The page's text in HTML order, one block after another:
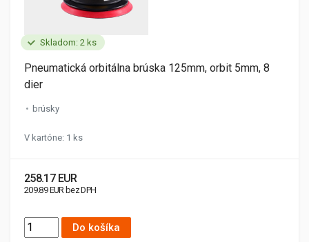
Skladom: 2 ks
Pneumatická orbitálna brúska 125mm, orbit 5mm, 8
dier
brúsky
V kartóne: 1 ks
258.17 EUR
209.89 EUR bez DPH
Do košíka